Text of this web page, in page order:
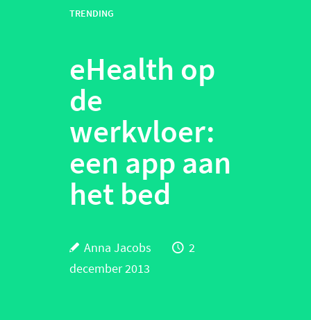
TRENDING
eHealth op
de
werkvloer:
een app aan
het bed
Anna Jacobs
2
december 2013